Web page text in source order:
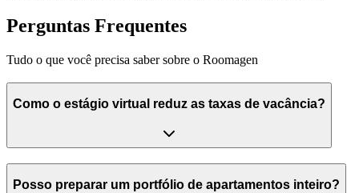
Perguntas Frequentes
Tudo o que você precisa saber sobre o Roomagen
Como o estágio virtual reduz as taxas de vacância?
Posso preparar um portfólio de apartamentos inteiro?